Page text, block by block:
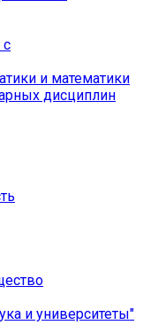
с
и математики
дисциплин
и университеты"